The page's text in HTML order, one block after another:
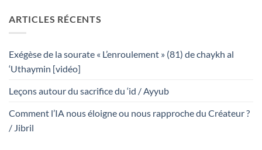
ARTICLES RÉCENTS
Exégèse de la sourate « L’enroulement » (81) de chaykh al
‘Uthaymin [vidéo]
Leçons autour du sacrifice du ‘id / Ayyub
Comment l’IA nous éloigne ou nous rapproche du Créateur ?
/ Jibril